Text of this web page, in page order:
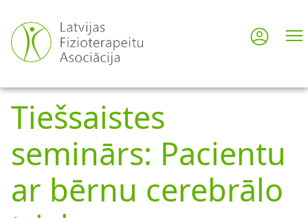
uz
galveno
saturu
User
Tiešsaistes
seminārs: Pacientu
ar bērnu cerebrālo